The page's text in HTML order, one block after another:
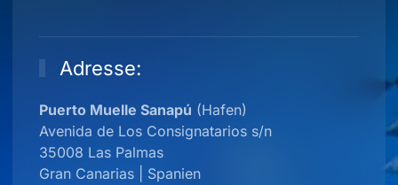
Esta página web usa cookies
Adresse:
Puerto Muelle Sanapú (Hafen)
Avenida de Los Consignatarios s/n
35008 Las Palmas
Gran Canarias | Spanien